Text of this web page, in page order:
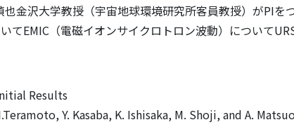
金沢大学教授（宇宙地球環境研究所客員教授）がPI
てEMIC（電磁イオンサイクロトロン波動）について
Results
Y. Kasaba, K. Ishisaka, M. Shoji, and A.